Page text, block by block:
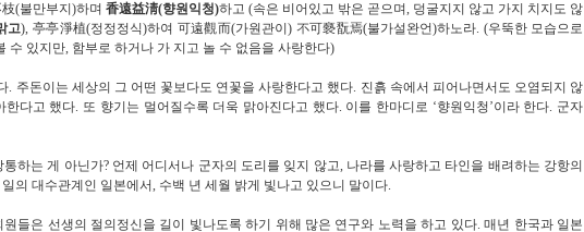
(불만부지 )하며 香遠益淸(향원익청)하고 (속은 비어있고 밖은 곧으며, 덩굴지지 않고 가지 치지도 않
고), 亭亭淨植(정정정식)하여 可遠觀而(가원관이) 不可褻翫焉(불가설완언)하노라. (우뚝한 모습으로
수 있지만, 함부로 하거나 가 지고 놀 수 없음을 사랑한다)
. 주돈이는 세상의 그 어떤 꽃보다도 연꽃을 사랑한다고 했다. 진흙 속에서 피어나면서도 오염되지 않
한다고 했다. 또 향기는 멀어질수록 더욱 맑아진다고 했다. 이를 한마디로 ‘향원익청’이라 한다. 군자
통하는 게 아닌가? 언제 어디서나 군자의 도리를 잊지 않고, 나라를 사랑하고 타인을 배려하는 강항의
의 대수관계인 일본에서, 수백 년 세월 밝게 빛나고 있으니 말이다.
원들은 선생의 절의정신을 길이 빛나도록 하기 위해 많은 연구와 노력을 하고 있다. 매년 한국과 일본